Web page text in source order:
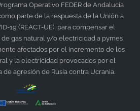
Operativo FEDER de Andalucía
parte de la respuesta de la Unión a
19 (REACT-UE), para compensar el
gas natural y/o electricidad a pymes
afectados por el incremento de los
y la electricidad provocados por el
agresión de Rusia contra Ucrania.